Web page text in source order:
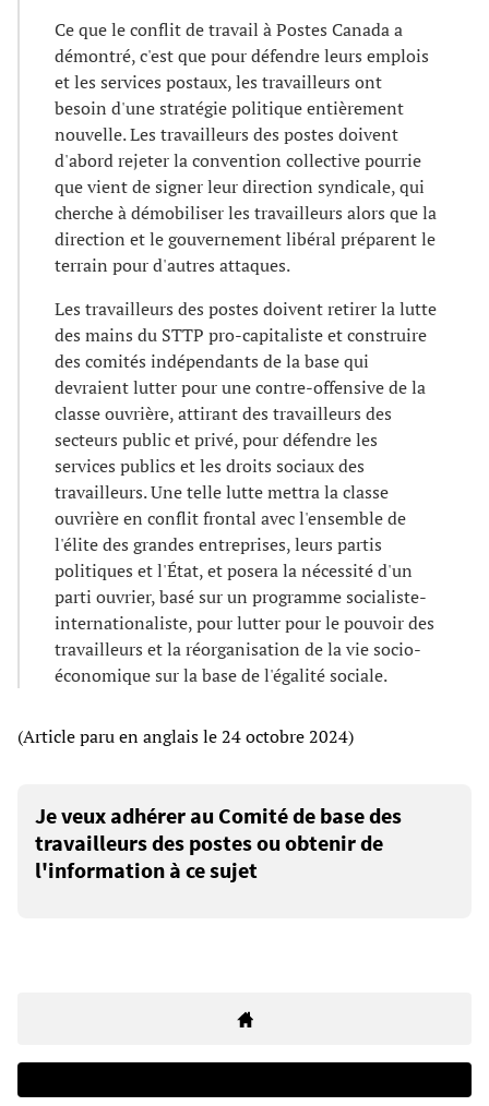
Ce que le conflit de travail à Postes Canada a
démontré, c'est que pour défendre leurs emplois
et les services postaux, les travailleurs ont
besoin d'une stratégie politique entièrement
nouvelle. Les travailleurs des postes doivent
d'abord rejeter la convention collective pourrie
que vient de signer leur direction syndicale, qui
cherche à démobiliser les travailleurs alors que la
direction et le gouvernement libéral préparent le
terrain pour d'autres attaques.
Les travailleurs des postes doivent retirer la lutte
des mains du STTP pro-capitaliste et construire
des comités indépendants de la base qui
devraient lutter pour une contre-offensive de la
classe ouvrière, attirant des travailleurs des
secteurs public et privé, pour défendre les
services publics et les droits sociaux des
travailleurs. Une telle lutte mettra la classe
ouvrière en conflit frontal avec l'ensemble de
l'élite des grandes entreprises, leurs partis
politiques et l'État, et posera la nécessité d'un
parti ouvrier, basé sur un programme socialiste-
internationaliste, pour lutter pour le pouvoir des
travailleurs et la réorganisation de la vie socio-
économique sur la base de l'égalité sociale.
(Article paru en anglais le 24 octobre 2024)
Je veux adhérer au Comité de base des
travailleurs des postes ou obtenir de
l'information à ce sujet